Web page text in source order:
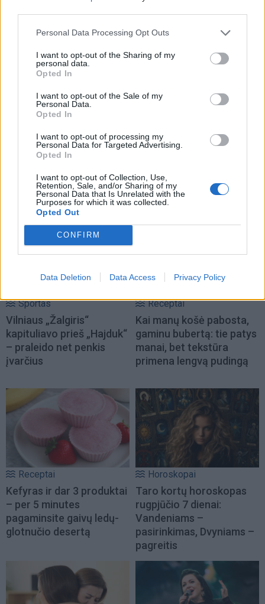
Personal Data Processing Opt Outs
I want to opt-out of the Sharing of my
personal data.
Opted In
I want to opt-out of the Sale of my
Personal Data.
Opted In
I want to opt-out of processing my
Personal Data for Targeted Advertising.
Opted In
I want to opt-out of Collection, Use,
Retention, Sale, and/or Sharing of my
Personal Data that Is Unrelated with the
Purposes for which it was collected.
Opted Out
CONFIRM
Data Deletion Data Access Privacy Policy
NAUJI
Sportas
Vilniaus „Žalgiris“
kapituliavo prieš „Hajduk“
– praleido net penkis
įvarčius
Receptai
Kai manų košė pabosta,
gaminu bubertą: tie patys
manai, bet tekstūra
primena lengvą pudingą
Receptai
Kefyras ir dar 3 produktai
– per 5 minutes
pagaminsite gaivų ledų-
glotnučio desertą
Horoskopai
Taro kortų horoskopas
rugpjūčio 7 dienai:
Vandeniams –
pasirinkimas, Dvyniams –
pagreitis